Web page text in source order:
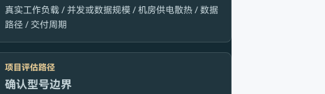
真实工作负载 / 并发或数据规模 / 机房供电散热 / 数据
路径 / 交付周期
项目评估路径
确认型号边界